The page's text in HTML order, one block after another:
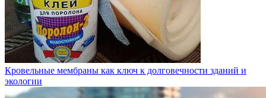
Кровельные мембраны как ключ к долговечности зданий и
экологии